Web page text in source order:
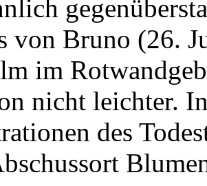
von Bruno (26.
im
nicht leichter.
des